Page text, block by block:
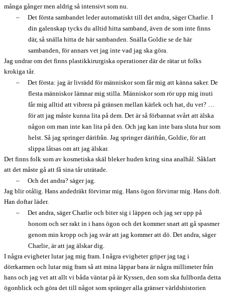
många gånger men aldrig så intensivt som nu.
–
Det första sambandet leder automatiskt till det andra, säger Charlie. I
din galenskap tycks du alltid hitta samband, även de som inte finns
där, så snälla hitta de här sambanden. Snälla Goldie se de här
sambanden, för annars vet jag inte vad jag ska göra.
Jag undrar om det finns plastikkirurgiska operationer där de rätar ut folks
krokiga tår.
–
Det första: jag är livrädd för människor som får mig att känna saker. De
flesta människor lämnar mig stilla. Människor som rör upp mig inuti
får mig alltid att vibrera på gränsen mellan kärlek och hat, du vet? …
för att jag måste kunna lita på dem. Det är så förbannat svårt att älska
någon om man inte kan lita på den. Och jag kan inte bara sluta hur som
helst. Så jag springer därifrån. Jag springer därifrån, Goldie, för att
slippa låtsas om att jag älskar.
Det finns folk som av kosmetiska skäl bleker huden kring sina analhål. Såklart
att det måste gå att få sina tår uträtade.
–
Och det andra? säger jag.
Jag blir otålig. Hans andedräkt förvirrar mig. Hans ögon förvirrar mig. Hans doft.
Han doftar läder.
–
Det andra, säger Charlie och biter sig i läppen och jag ser upp på
honom och ser rakt in i hans ögon och det kommer snart att gå spasmer
genom min kropp och jag svär att jag kommer att dö. Det andra, säger
Charlie, är att jag älskar dig.
I några evigheter lutar jag mig fram. I några evigheter griper jag tag i
dörrkarmen och lutar mig fram så att mina läppar bara är några millimeter från
hans och jag vet att allt vi båda väntar på är Kyssen, den som ska fullborda detta
ögonblick och göra det till något som spränger alla gränser världshistorien